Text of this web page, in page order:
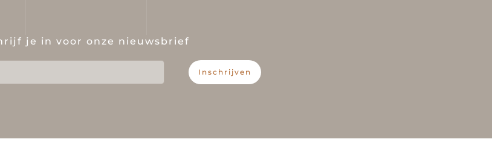
je in voor onze nieuwsbrief
Inschrijven